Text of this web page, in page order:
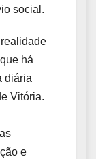
social.
há
diária
Vitória.
e